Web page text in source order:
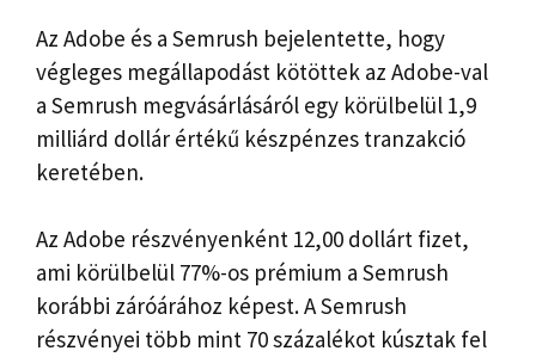
Az Adobe és a Semrush bejelentette, hogy
végleges megállapodást kötöttek az Adobe-val
a Semrush megvásárlásáról egy körülbelül 1,9
milliárd dollár értékű készpénzes tranzakció
keretében.
Az Adobe részvényenként 12,00 dollárt fizet,
ami körülbelül 77%-os prémium a Semrush
korábbi záróárához képest. A Semrush
részvényei több mint 70 százalékot kúsztak fel